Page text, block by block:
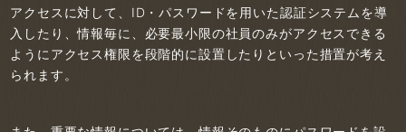
アクセスに対して、ID・パスワードを用いた認証システムを導
入したり、情報毎に、必要最小限の社員のみがアクセスできる
ようにアクセス権限を段階的に設置したりといった措置が考え
られます。